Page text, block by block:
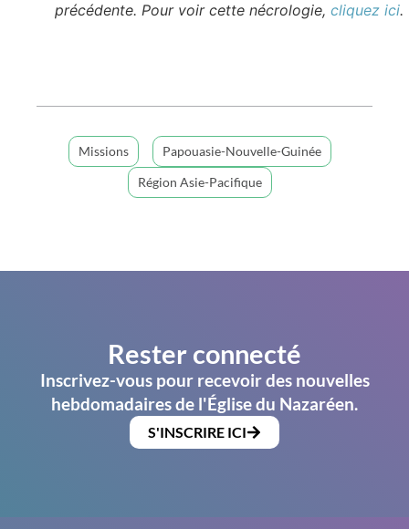
précédente. Pour voir cette nécrologie, cliquez ici.
Missions
Papouasie-Nouvelle-Guinée
Région Asie-Pacifique
Rester connecté
Inscrivez-vous pour recevoir des nouvelles
hebdomadaires de l'Église du Nazaréen.
S'INSCRIRE ICI